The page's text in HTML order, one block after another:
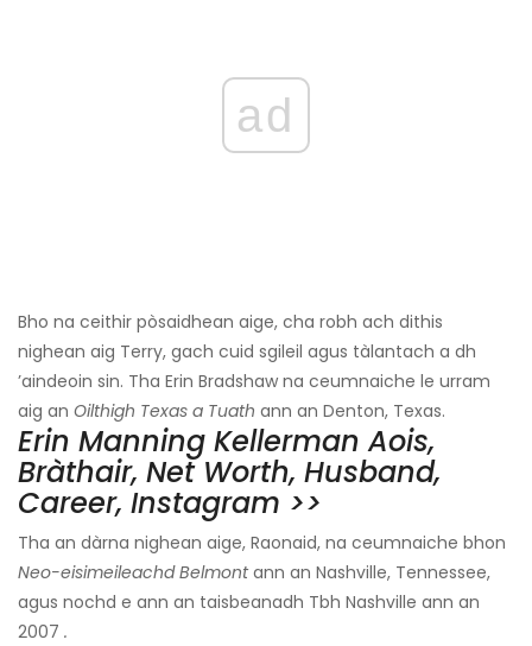
ad
Bho na ceithir pòsaidhean aige, cha robh ach dithis
nighean aig Terry, gach cuid sgileil agus tàlantach a dh
’aindeoin sin. Tha Erin Bradshaw na ceumnaiche le urram
aig an Oilthigh Texas a Tuath ann an Denton, Texas.
Erin Manning Kellerman Aois,
Bràthair, Net Worth, Husband,
Career, Instagram >>
Tha an dàrna nighean aige, Raonaid, na ceumnaiche bhon
Neo-eisimeileachd Belmontann an Nashville, Tennessee,
agus nochd e ann an taisbeanadh Tbh Nashville ann an
2007 .